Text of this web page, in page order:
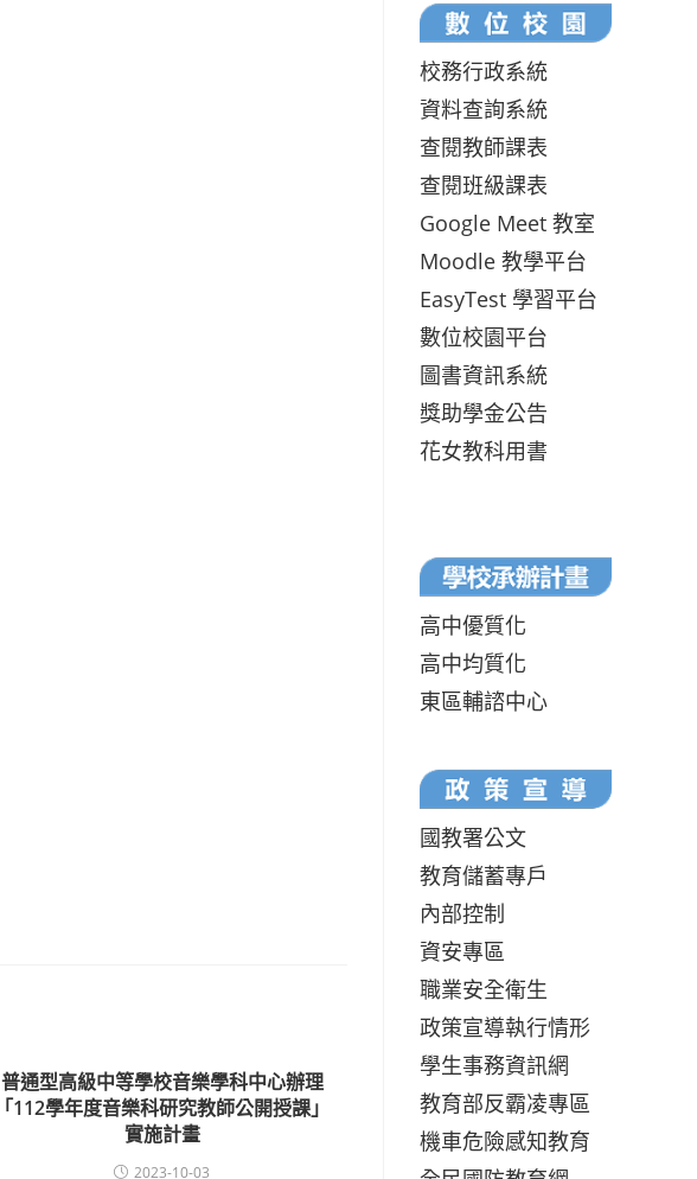
普通型高級中等學校音樂學科中心辦理
「112學年度音樂科研究教師公開授課」
實施計畫
2023-10-03
校務行政系統
資料查詢系統
查閱教師課表
查閱班級課表
Google Meet 教室
Moodle 教學平台
EasyTest 學習平台
數位校園平台
圖書資訊系統
獎助學金公告
花女教科用書
高中優質化
高中均質化
東區輔諮中心
國教署公文
教育儲蓄專戶
內部控制
資安專區
職業安全衛生
政策宣導執行情形
學生事務資訊網
教育部反霸凌專區
機車危險感知教育